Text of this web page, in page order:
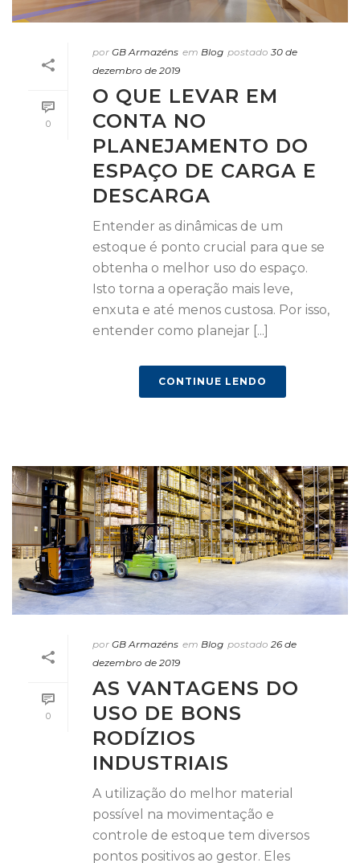
0
por GB Armazéns em Blog postado 30 de
dezembro de 2019
O QUE LEVAR EM
CONTA NO
PLANEJAMENTO DO
ESPAÇO DE CARGA E
DESCARGA
Entender as dinâmicas de um
estoque é ponto crucial para que se
obtenha o melhor uso do espaço.
Isto torna a operação mais leve,
enxuta e até menos custosa. Por isso,
entender como planejar [...]
CONTINUE LENDO
0
por GB Armazéns em Blog postado 26 de
dezembro de 2019
AS VANTAGENS DO
USO DE BONS
RODÍZIOS
INDUSTRIAIS
A utilização do melhor material
possível na movimentação e
controle de estoque tem diversos
pontos positivos ao gestor. Eles